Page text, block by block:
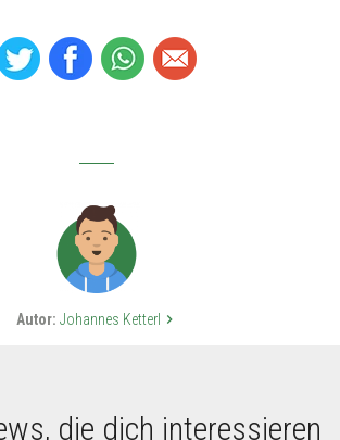
Autor: Johannes Ketterl keyboard_arrow_right
die dich interessieren